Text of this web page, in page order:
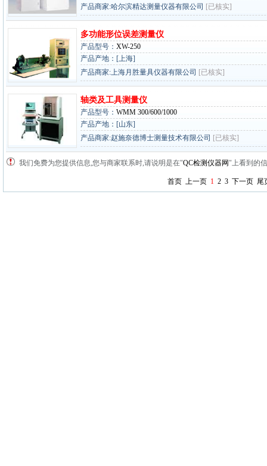
产品商家:哈尔滨精达测量仪器有限公司 [已核实]
多功能形位误差测量仪
产品型号： XW-250
产品产地：[上海]
产品商家:上海月胜量具仪器有限公司 [已核实]
轴类及工具测量仪
产品型号： WMM 300/600/1000
产品产地：[山东]
产品商家:赵施奈德博士测量技术有限公司 [已核实]
我们免费为您提供信息,您与商家联系时,请说明是在"QC检测仪器网"上看到的
首页 上一页1 2 3 下一页 尾